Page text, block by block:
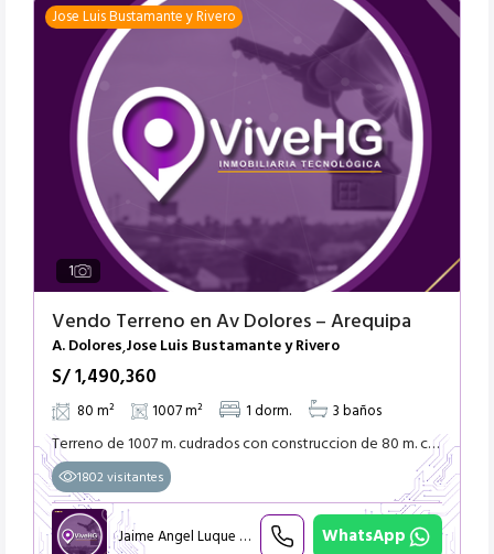
Jose Luis Bustamante y Rivero
1
Vendo Terreno en Av Dolores – Arequipa
A. Dolores,Jose Luis Bustamante y Rivero
S/ 1,490,360
80 m² 1007 m² 1 dorm. 3 baños
Terreno de 1007 m. cudrados con construccion de 80 m. cuadrados en total de los dos pisos. A..$ 1480 dolares en m. cuadrado Precio Ofertable
1802 visitantes
Jaime Angel Luque Retamozo WhatsApp